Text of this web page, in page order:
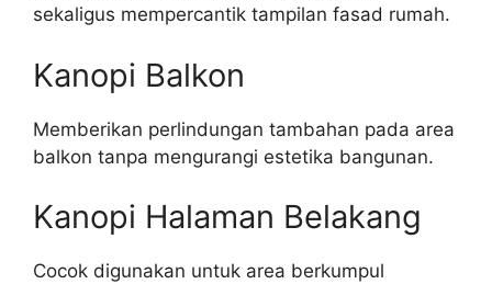
sekaligus mempercantik tampilan fasad rumah.
Kanopi Balkon
Memberikan perlindungan tambahan pada area
balkon tanpa mengurangi estetika bangunan.
Kanopi Halaman Belakang
Cocok digunakan untuk area berkumpul